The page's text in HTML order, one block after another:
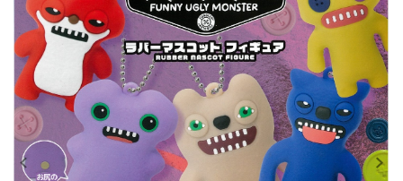
入荷スケジュールをチェック
カプセルトイマシン本体
カプセルトイ
販促用空カプセル